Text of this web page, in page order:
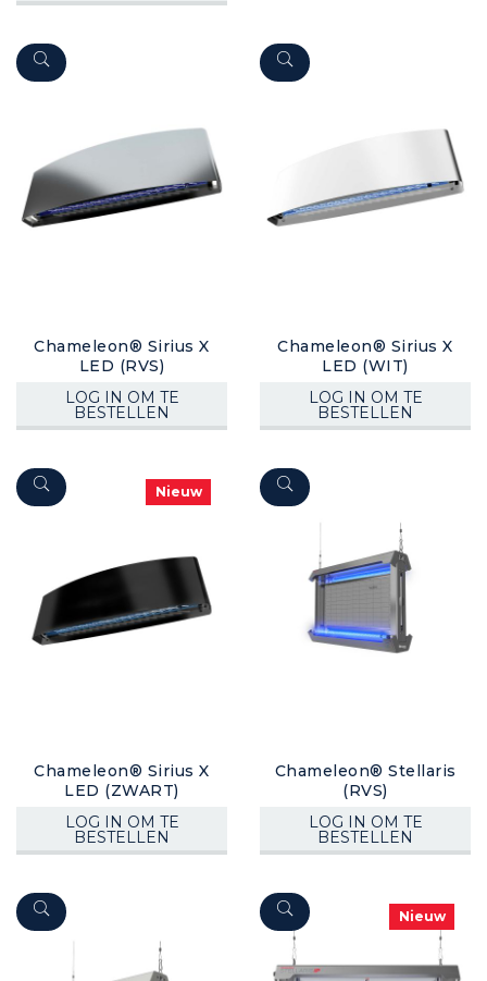
Chameleon® Sirius X
LED (RVS)
LOG IN OM TE
BESTELLEN
Chameleon® Sirius X
LED (WIT)
LOG IN OM TE
BESTELLEN
Nieuw
Chameleon® Sirius X
LED (ZWART)
LOG IN OM TE
BESTELLEN
Chameleon® Stellaris
(RVS)
LOG IN OM TE
BESTELLEN
Nieuw